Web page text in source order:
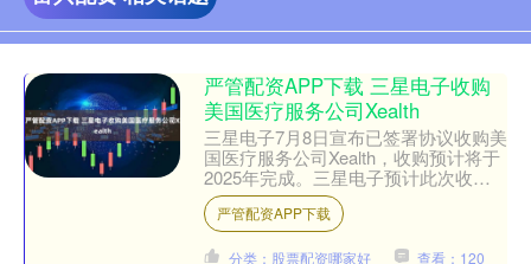
严管配资APP下载 三星电子收购
美国医疗服务公司Xealth
三星电子7月8日宣布已签署协议收购美
国医疗服务公司Xealth，收购预计将于
2025年完成。三星电子预计此次收购
将利用其可穿戴技术与Xealth的平台相
结合。....
严管配资APP下载
分类：股票配资哪家好 查看：120